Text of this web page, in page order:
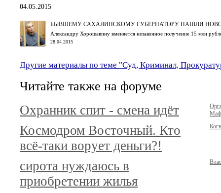
04.05.2015
БЫВШЕМУ САХАЛИНСКОМУ ГУБЕРНАТОРУ НАШЛИ
Александру Хорошавину вменяется незаконное получение 15 млн
28.04.2015
Другие материалы по теме "Суд, Криминал,
Читайте также на форуме
Охранник спит - смена идёт
Космодром Восточный. Кто
всё-таки ворует деньги?!
сирота нуждаюсь в
приобретении жилья